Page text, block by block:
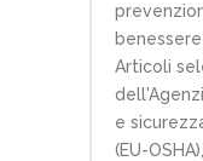
Articoli
e
(EU-